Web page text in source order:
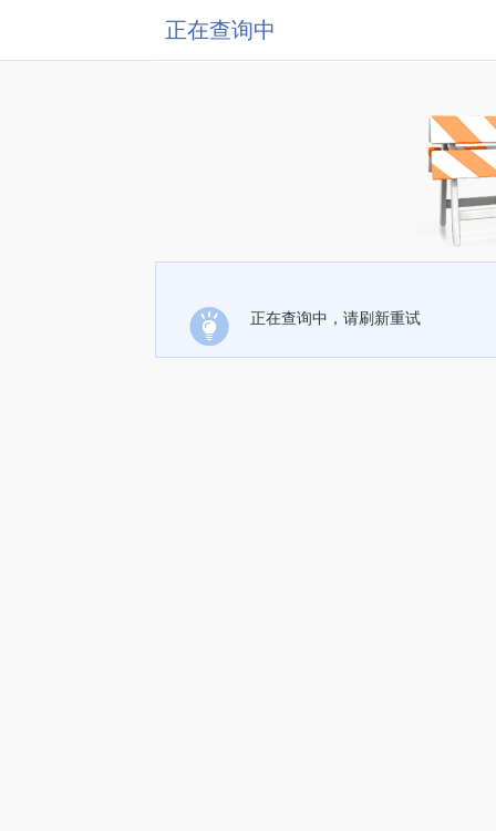
正在查询中
正在查询中，请刷新重试